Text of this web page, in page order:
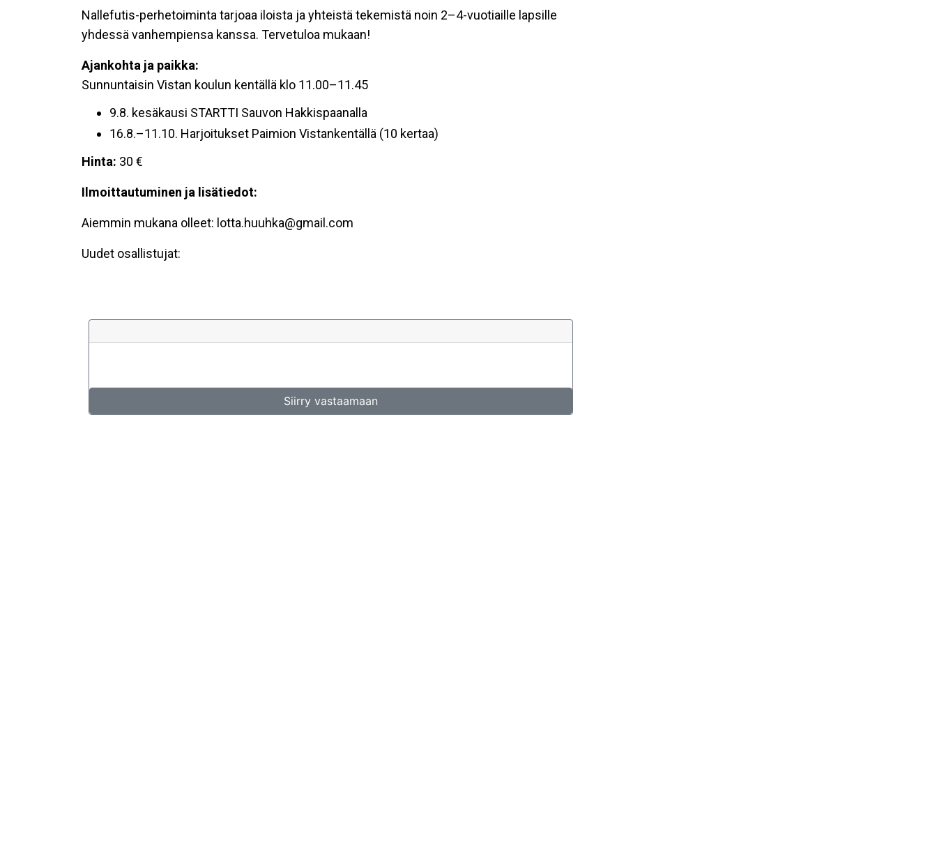
Nallefutis-perhetoiminta tarjoaa iloista ja yhteistä tekemistä noin 2–4-vuotiaille lapsille
yhdessä vanhempiensa kanssa. Tervetuloa mukaan!
Ajankohta ja paikka:
Sunnuntaisin Vistan koulun kentällä klo 11.00–11.45
9.8. kesäkausi STARTTI Sauvon Hakkispaanalla
16.8.–11.10. Harjoitukset Paimion Vistankentällä (10 kertaa)
Hinta: 30 €
Ilmoittautuminen ja lisätiedot:
Aiemmin mukana olleet: lotta.huuhka@gmail.com
Uudet osallistujat: